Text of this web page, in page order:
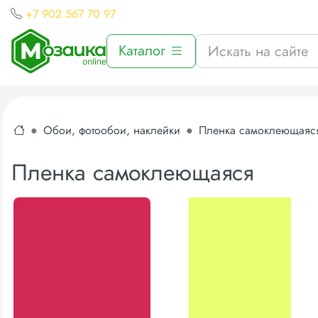
+7 902 567 70 97
Каталог
Обои, фотообои, наклейки Пленка
Пленка самоклеющаяся